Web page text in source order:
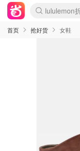
lululemon
Sasa美妆
SSENSE年
Cettire降价
WWS
viagogo二
Myer超级周
The Outnet
David
Flannels大
Perfumes
AMIRO面罩
Amazon折
eToro入金
Amazon数
ICONIC本
Moose
丝芙兰5折起
EUFY摄像
Selenichast
Trip机票酒
YSL送5件彩
Amazon家
Amazon美
雅漾大喷$8
过敏原检测
伊索独家赠
科颜氏高保
SEALIFE海
丝塔芙大白
订阅
Cult Beauty
Harrods圣
LN-CC奢牌
d'Alba空姐
EVE LOM
Bernardelli
Adore
CT圣诞日历
Mytheresa
Luxury
MOON
Roborock
Tingo Life
Valentino官
CR洗护套
修丽可4件
Myer彩妆2
GANNI官网
Stylevana
Tessabit高
OGX洗发水
Amazon阿
卡诗8.5折+
Philips Hue
首页 抢好货 女鞋